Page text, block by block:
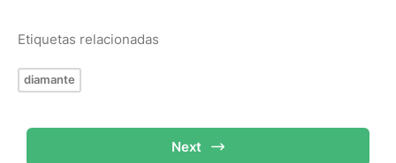
Etiquetas relacionadas
diamante
Next